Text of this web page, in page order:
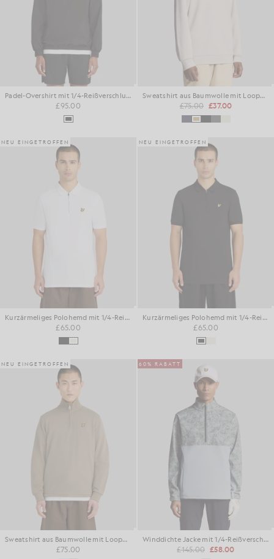
Padel-Overshirt mit 1/4-Reißverschluss
£95.00
Sweatshirt aus Baumwolle mit Loopback-Struktur und 1/4-Reißverschluss
£75.00 £37.00
NEU EINGETROFFEN
Kurzärmeliges Polohemd mit 1/4-Reißverschluss
£65.00
NEU EINGETROFFEN
Kurzärmeliges Polohemd mit 1/4-Reißverschluss
£65.00
NEU EINGETROFFEN
Sweatshirt aus Baumwolle mit Loopback-Struktur und 1/4-Reißverschluss
£75.00
60% RABATT
Winddichte Jacke mit 1/4-Reißverschluss
£145.00 £58.00